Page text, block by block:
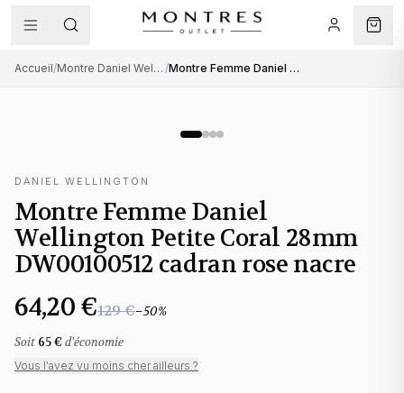
Accueil/ Montre Daniel Wellington femme / Montre Femme Daniel Wellington Petite Coral 28mm DW00100512 cadran rose nacre
DANIEL WELLINGTON
Montre Femme Daniel
Wellington Petite Coral 28mm
DW00100512 cadran rose nacre
64,20 €129 €−50%
Soit 65 € d'économie
Vous l'avez vu moins cher ailleurs ?